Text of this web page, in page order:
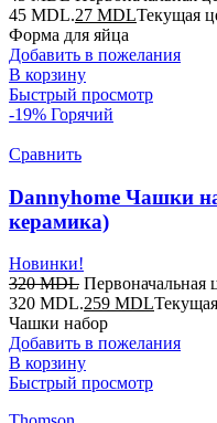
45 MDL.27 MDLТекущая
Форма для яйца
Добавить в пожелания
В корзину
Быстрый просмотр
-19% Горячий
Сравнить
Dannyhome Чашки
керамика)
Новинки!
320MDL Первоначальная
320 MDL.259 MDL
Чашки набор
Добавить в пожелания
В корзину
Быстрый просмотр